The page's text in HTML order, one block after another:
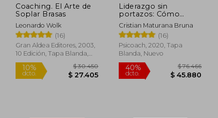
Coaching. El Arte de
Soplar Brasas
Leonardo Wolk
(16)
Gran Aldea Editores, 2003,
10 Edición, Tapa Blanda,
Nuevo
Liderazgo sin
portazos: Cómo
aumentar nuestra
influencia y generar
resultados
extraordinarios
Cristian Maturana Bruna
(16)
Psicoach, 2020, Tapa
Blanda, Nuevo